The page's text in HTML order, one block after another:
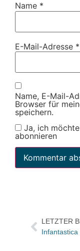
Name *
E-Mail-Adresse *
Name, E-Mail-
Browser für
speichern.
Ja, ich
abonnieren
LETZTER